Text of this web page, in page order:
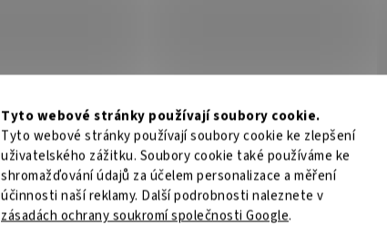
Tyto webové stránky používají soubory cookie.
Tyto webové stránky používají soubory cookie ke zlepšení
uživatelského zážitku. Soubory cookie také používáme ke
shromažďování údajů za účelem personalizace a měření
účinnosti naší reklamy. Další podrobnosti naleznete v
zásadách ochrany soukromí společnosti Google.